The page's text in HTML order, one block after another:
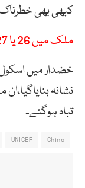
کبھی بھی
ملک میں 26 یا 27 جون کو مون سون کے داخل ہونے کی توقع
خضدار میں
نشانہ
تباہ ہوگئے۔
China
UNICEF